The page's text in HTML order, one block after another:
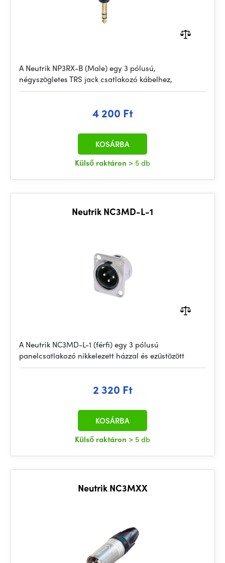
A Neutrik NP3RX-B (Male) egy 3 pólusú,
négyszögletes TRS jack csatlakozó kábelhez,
4 200 Ft
Külső raktáron > 5 db
KOSÁRBA
Neutrik NC3MD-L-1
A Neutrik NC3MD-L-1 (férfi) egy 3 pólusú
panelcsatlakozó nikkelezett házzal és ezüstözött
2 320 Ft
Külső raktáron > 5 db
KOSÁRBA
Neutrik NC3MXX